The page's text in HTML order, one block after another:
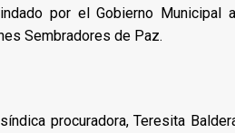
por el Gobierno Municipal
Sembradores de Paz.
procuradora, Teresita